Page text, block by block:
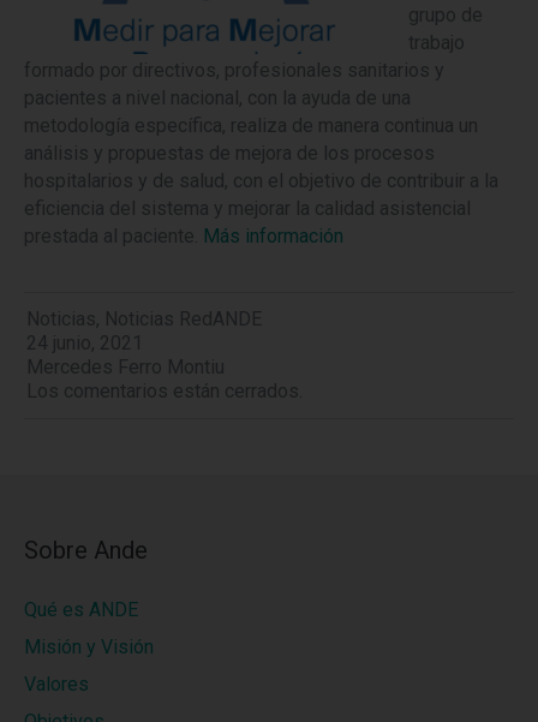
grupo de
trabajo
formado por directivos, profesionales sanitarios y
pacientes a nivel nacional, con la ayuda de una
metodología específica, realiza de manera continua un
análisis y propuestas de mejora de los procesos
hospitalarios y de salud, con el objetivo de contribuir a la
eficiencia del sistema y mejorar la calidad asistencial
prestada al paciente. Más información
Noticias, Noticias RedANDE
24 junio, 2021
Mercedes Ferro Montiu
Los comentarios están cerrados.
Sobre Ande
Qué es ANDE
Misión y Visión
Valores